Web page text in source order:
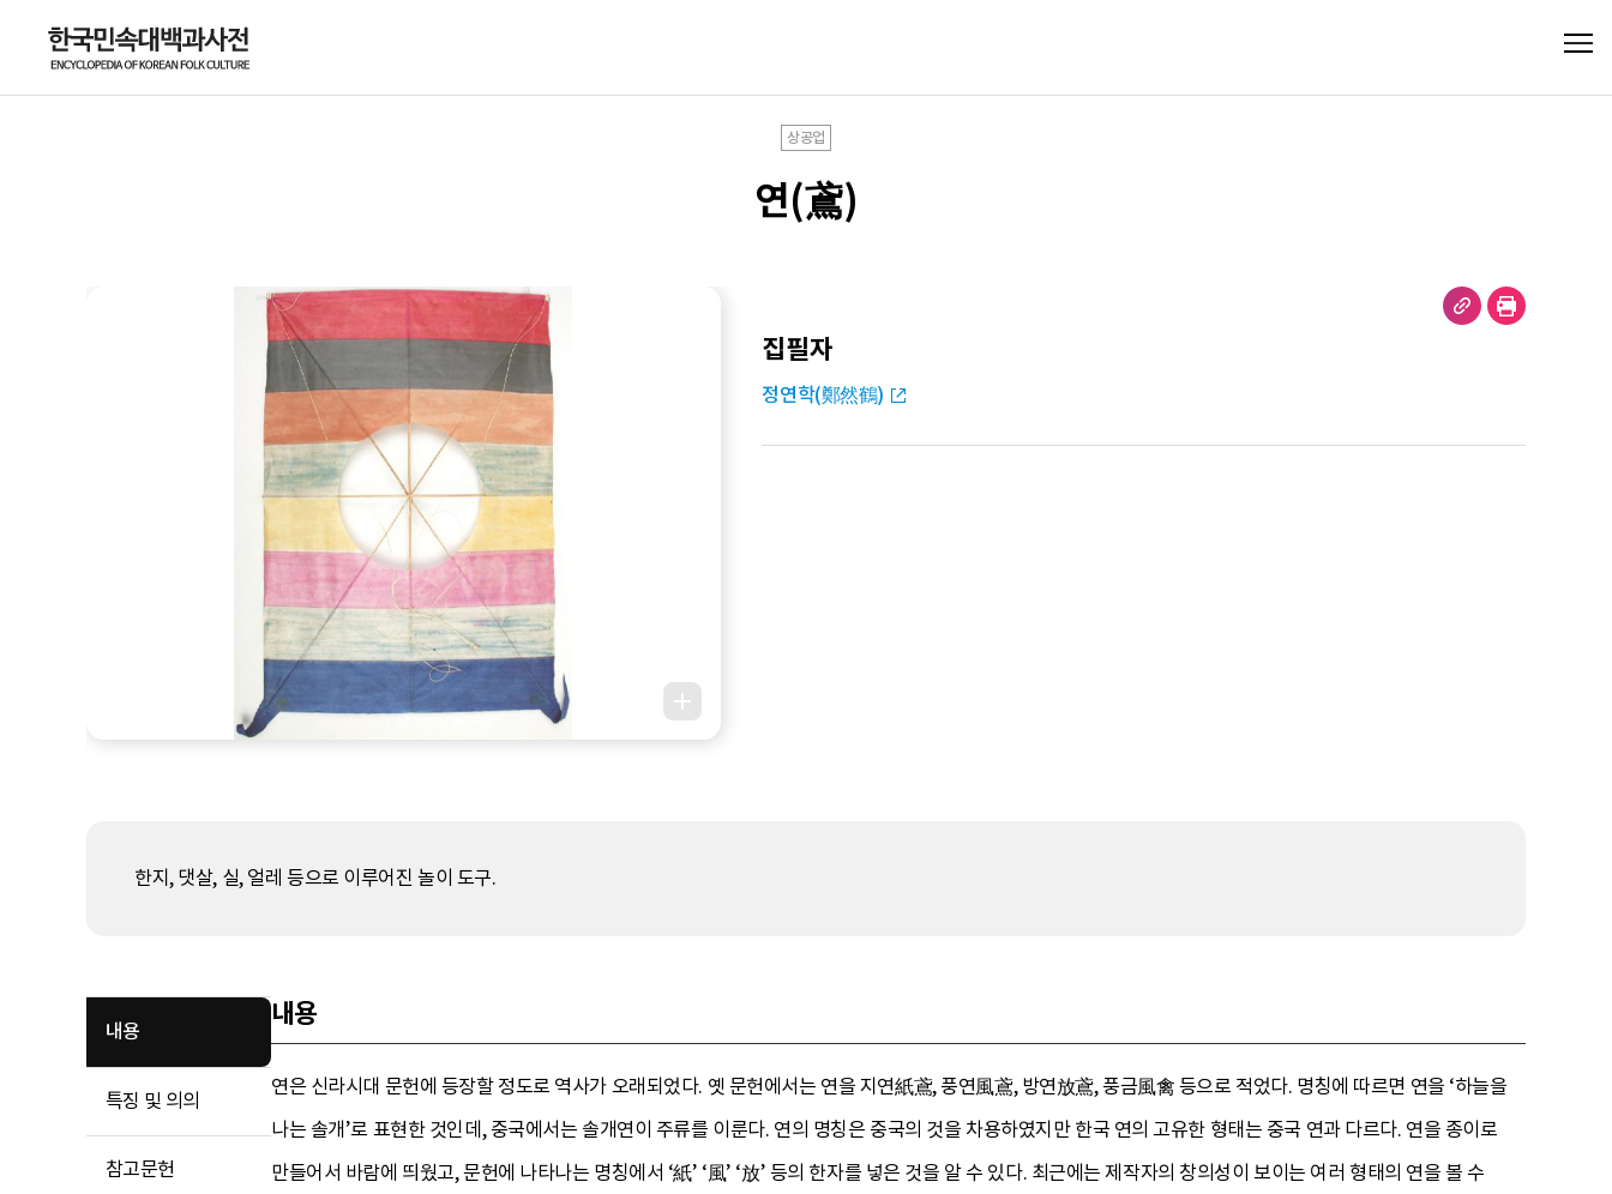
상공업
연(鳶)
집필자
정연학(鄭然鶴)
한지, 댓살, 실, 얼레 등으로 이루어진 놀이 도구.
내용
특징 및 의의
참고문헌
내용
연은 신라시대 문헌에 등장할 정도로 역사가 오래되었다. 옛 문헌에서는 연을 지연紙鳶, 풍연風鳶, 방연放鳶, 풍금風禽 등으로 적었다. 명칭에 따르면 연을 ‘하늘을
나는 솔개’로 표현한 것인데, 중국에서는 솔개연이 주류를 이룬다. 연의 명칭은 중국의 것을 차용하였지만 한국 연의 고유한 형태는 중국 연과 다르다. 연을 종이로
만들어서 바람에 띄웠고, 문헌에 나타나는 명칭에서 ‘紙’ ‘風’ ‘放’ 등의 한자를 넣은 것을 알 수 있다. 최근에는 제작자의 창의성이 보이는 여러 형태의 연을 볼 수